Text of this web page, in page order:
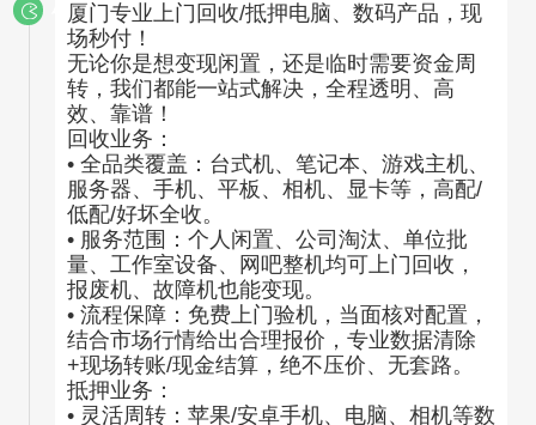
厦门专业上门回收/抵押电脑、数码产品，现
场秒付！
无论你是想变现闲置，还是临时需要资金周
转，我们都能一站式解决，全程透明、高
效、靠谱！
回收业务：
• 全品类覆盖：台式机、笔记本、游戏主机、
服务器、手机、平板、相机、显卡等，高配/
低配/好坏全收。
• 服务范围：个人闲置、公司淘汰、单位批
量、工作室设备、网吧整机均可上门回收，
报废机、故障机也能变现。
• 流程保障：免费上门验机，当面核对配置，
结合市场行情给出合理报价，专业数据清除
+现场转账/现金结算，绝不压价、无套路。
抵押业务：
• 灵活周转：苹果/安卓手机、电脑、相机等数